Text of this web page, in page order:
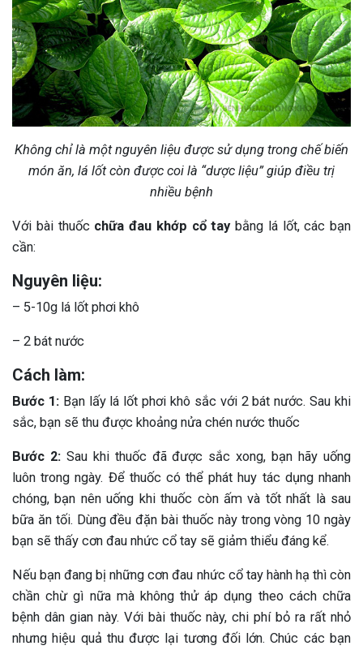
Không chỉ là một nguyên liệu được sử dụng trong chế biến
món ăn, lá lốt còn được coi là “dược liệu” giúp điều trị
nhiều bệnh
Với bài thuốc chữa đau khớp cổ taybằng lá lốt, các bạn
cần:
Nguyên liệu:
– 5-10g lá lốt phơi khô
– 2 bát nước
Cách làm:
Bước 1:Bạn lấy lá lốt phơi khô sắc với 2 bát nước. Sau khi
sắc, bạn sẽ thu được khoảng nửa chén nước thuốc
Bước 2:Sau khi thuốc đã được sắc xong, bạn hãy uống
luôn trong ngày. Để thuốc có thể phát huy tác dụng nhanh
chóng, bạn nên uống khi thuốc còn ấm và tốt nhất là sau
bữa ăn tối. Dùng đều đặn bài thuốc này trong vòng 10 ngày
bạn sẽ thấy cơn đau nhức cổ tay sẽ giảm thiểu đáng kể.
Nếu bạn đang bị những cơn đau nhức cổ tay hành hạ thì còn
chần chừ gì nữa mà không thử áp dụng theo cách chữa
bệnh dân gian này. Với bài thuốc này, chi phí bỏ ra rất nhỏ
nhưng hiệu quả thu được lại tương đối lớn. Chúc các bạn